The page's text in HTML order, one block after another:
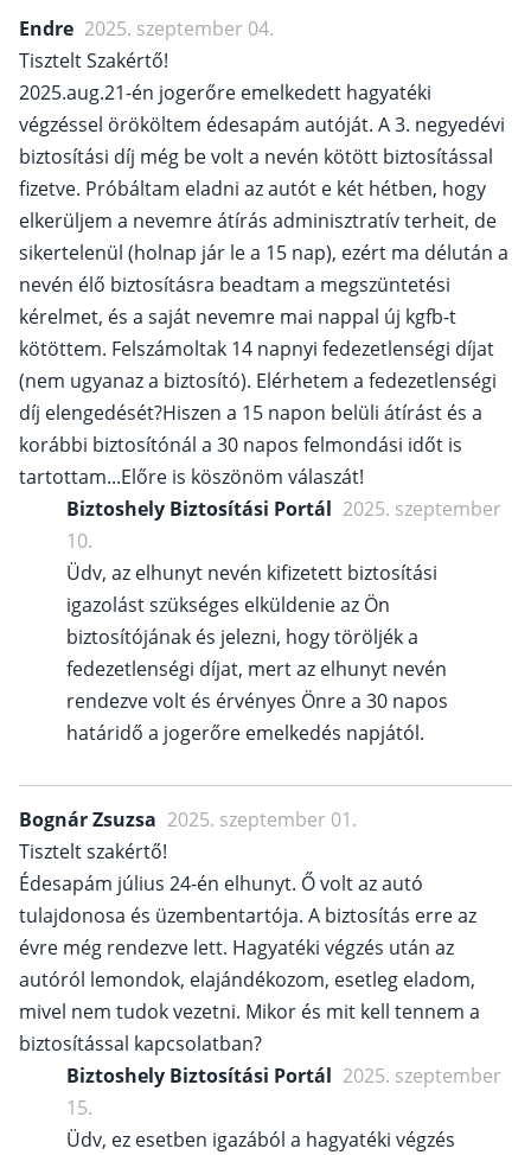
Endre 2025. szeptember 04.
Tisztelt Szakértő!
2025.aug.21-én jogerőre emelkedett hagyatéki
végzéssel örököltem édesapám autóját. A 3. negyedévi
biztosítási díj még be volt a nevén kötött biztosítással
fizetve. Próbáltam eladni az autót e két hétben, hogy
elkerüljem a nevemre átírás adminisztratív terheit, de
sikertelenül (holnap jár le a 15 nap), ezért ma délután a
nevén élő biztosításra beadtam a megszüntetési
kérelmet, és a saját nevemre mai nappal új kgfb-t
kötöttem. Felszámoltak 14 napnyi fedezetlenségi díjat
(nem ugyanaz a biztosító). Elérhetem a fedezetlenségi
díj elengedését?Hiszen a 15 napon belüli átírást és a
korábbi biztosítónál a 30 napos felmondási időt is
tartottam...Előre is köszönöm válaszát!
Biztoshely Biztosítási Portál 2025. szeptember
10.
Üdv, az elhunyt nevén kifizetett biztosítási
igazolást szükséges elküldenie az Ön
biztosítójának és jelezni, hogy töröljék a
fedezetlenségi díjat, mert az elhunyt nevén
rendezve volt és érvényes Önre a 30 napos
határidő a jogerőre emelkedés napjától.
Bognár Zsuzsa 2025. szeptember 01.
Tisztelt szakértő!
Édesapám július 24-én elhunyt. Ő volt az autó
tulajdonosa és üzembentartója. A biztosítás erre az
évre még rendezve lett. Hagyatéki végzés után az
autóról lemondok, elajándékozom, esetleg eladom,
mivel nem tudok vezetni. Mikor és mit kell tennem a
biztosítással kapcsolatban?
Biztoshely Biztosítási Portál 2025. szeptember
15.
Üdv, ez esetben igazából a hagyatéki végzés